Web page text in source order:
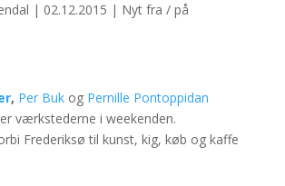
| 02.12.2015 | Nyt fra / på
, Per Bukog Pernille Pontoppidan
værkstederne i weekenden.
Frederiksø til kunst, kig, køb og kaffe